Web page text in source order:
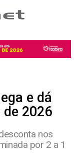
e dá
2026
nos
por 2 a 1